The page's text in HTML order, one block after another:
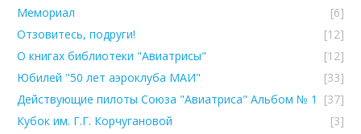
Мемориал
[6]
Отзовитесь, подруги!
[12]
О книгах библиотеки "Авиатрисы"
[12]
Юбилей "50 лет аэроклуба МАИ"
[33]
Действующие пилоты Союза "Авиатриса" Альбом № 1
[37]
Кубок им. Г.Г. Корчугановой
[3]